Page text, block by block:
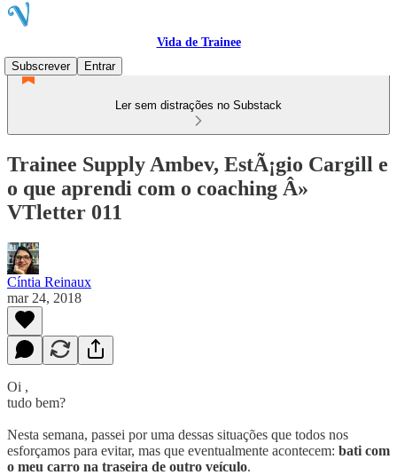
Vida de Trainee
Subscrever
Entrar
Ler sem distrações no Substack
Trainee Supply Ambev, EstÃ¡gio Cargill e
o que aprendi com o coaching Â»
VTletter 011
Cíntia Reinaux
mar 24, 2018
Oi ,
tudo bem?
Nesta semana, passei por uma dessas situações que todos nos
esforçamos para evitar, mas que eventualmente acontecem: bati com
o meu carro na traseira de outro veículo.